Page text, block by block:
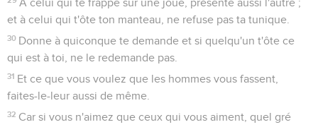
A celui qui te frappe sur une joue, présente aussi l'autre ;
et à celui qui t'ôte ton manteau, ne refuse pas ta tunique.
30 Donne à quiconque te demande et si quelqu'un t'ôte ce
qui est à toi, ne le redemande pas.
31 Et ce que vous voulez que les hommes vous fassent,
faites-le-leur aussi de même.
32 Car si vous n'aimez que ceux qui vous aiment, quel gré